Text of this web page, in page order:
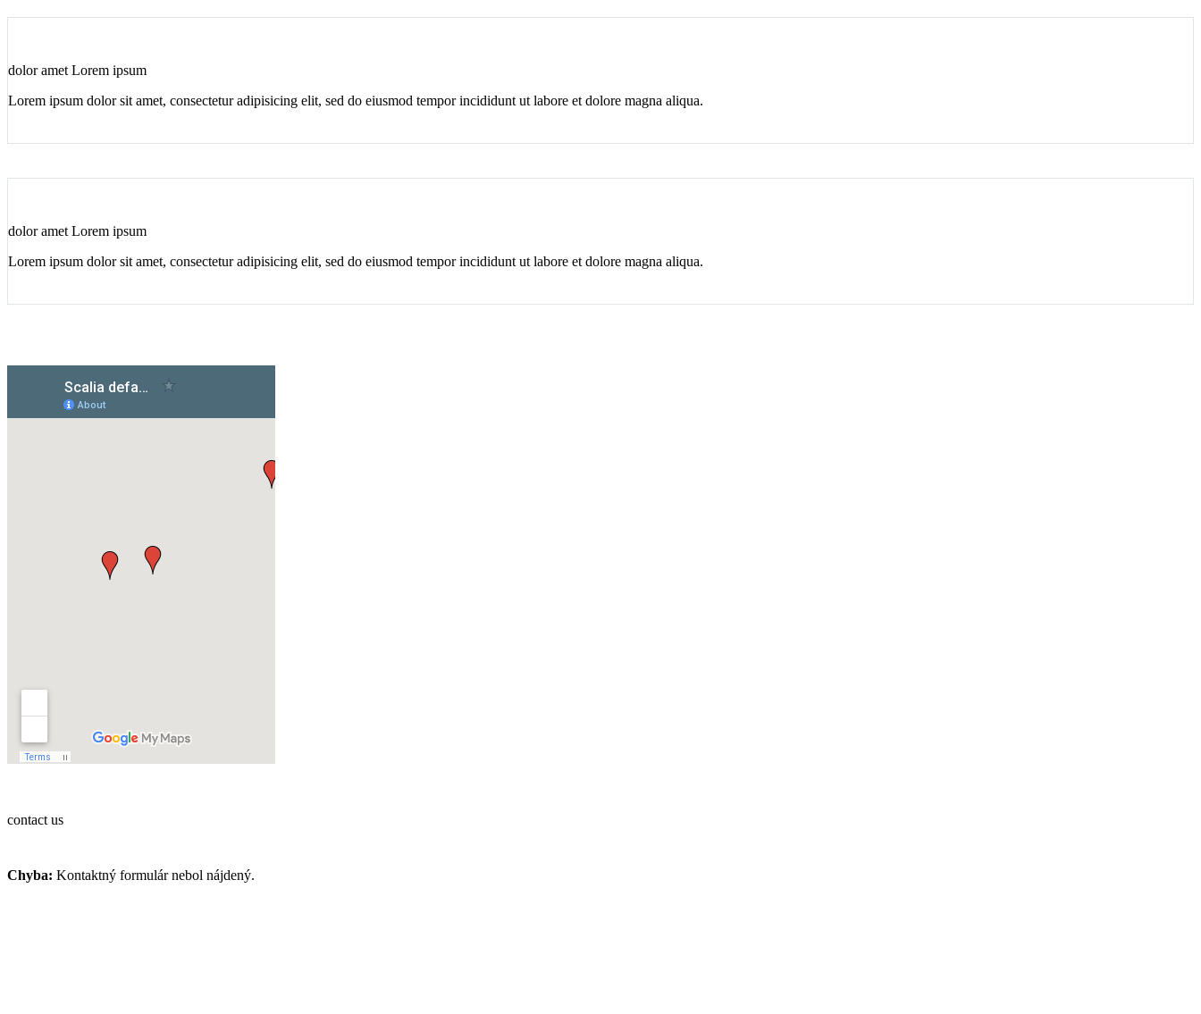
dolor amet Lorem ipsum
Lorem ipsum dolor sit amet, consectetur adipisicing elit, sed do eiusmod tempor incididunt ut labore et dolore magna aliqua.
dolor amet Lorem ipsum
Lorem ipsum dolor sit amet, consectetur adipisicing elit, sed do eiusmod tempor incididunt ut labore et dolore magna aliqua.
contact us
Chyba: Kontaktný formulár nebol nájdený.